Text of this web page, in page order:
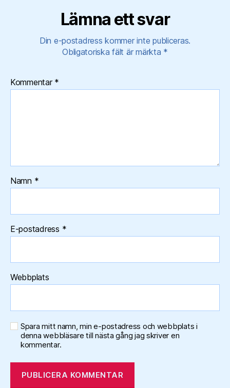
Lämna ett svar
Din e-postadress kommer inte publiceras.
Obligatoriska fält är märkta *
Kommentar *
Namn *
E-postadress *
Webbplats
Spara mitt namn, min e-postadress och webbplats i
denna webbläsare till nästa gång jag skriver en
kommentar.